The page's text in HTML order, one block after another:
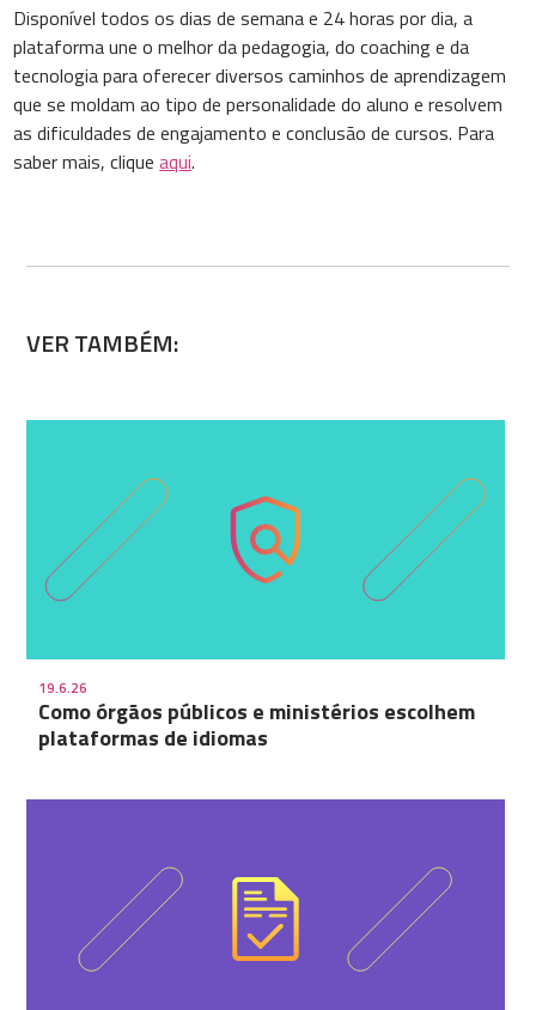
Disponível todos os dias de semana e 24 horas por dia, a
plataforma une o melhor da pedagogia, do coaching e da
tecnologia para oferecer diversos caminhos de aprendizagem
que se moldam ao tipo de personalidade do aluno e resolvem
as dificuldades de engajamento e conclusão de cursos. Para
saber mais, cliqueaqui.
VER TAMBÉM:
19.6.26
Como órgãos públicos e ministérios escolhem
plataformas de idiomas